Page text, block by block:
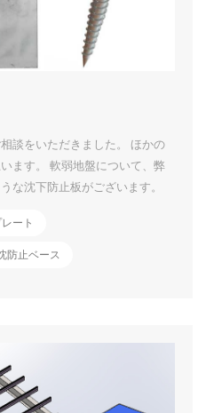
談をいただきました。 ほかの
ます。 軟弱地盤について、弊
な沈下防止板がございます。
どの柔らかいところで杭を設
きます。 軟弱地盤の天敵で、
ート
防止ベース